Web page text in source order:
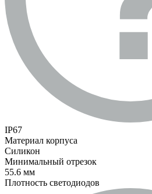
IP67
Материал корпуса
Силикон
Минимальный отрезок
55.6 мм
Плотность светодиодов